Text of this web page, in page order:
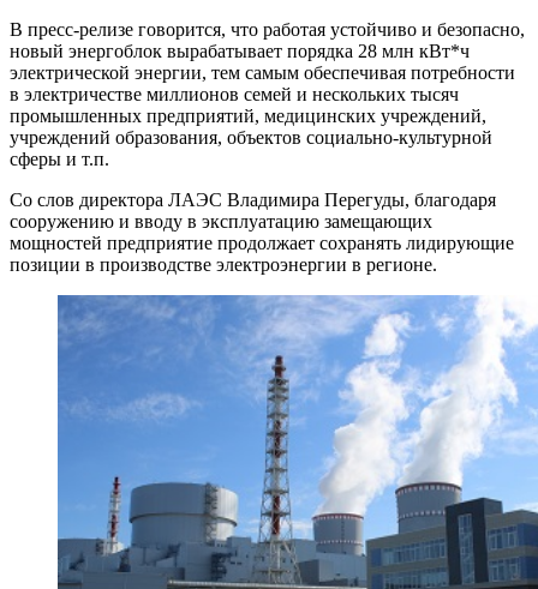
В пресс-релизе говорится, что работая устойчиво и безопасно,
новый энергоблок вырабатывает порядка 28 млн кВт*ч
электрической энергии, тем самым обеспечивая потребности
в электричестве миллионов семей и нескольких тысяч
промышленных предприятий, медицинских учреждений,
учреждений образования, объектов социально-культурной
сферы и т.п.
Со слов директора ЛАЭС Владимира Перегуды, благодаря
сооружению и вводу в эксплуатацию замещающих
мощностей предприятие продолжает сохранять лидирующие
позиции в производстве электроэнергии в регионе.